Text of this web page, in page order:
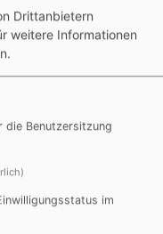
Drittanbietern
weitere Informationen
die Benutzersitzung
im